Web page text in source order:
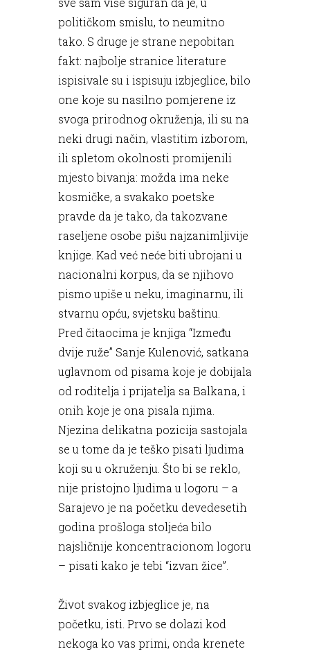
političkom smislu, to neumitno
tako. S druge je strane nepobitan
fakt: najbolje stranice literature
ispisivale su i ispisuju izbjeglice, bilo
one koje su nasilno pomjerene iz
svoga prirodnog okruženja, ili su na
neki drugi način, vlastitim izborom,
ili spletom okolnosti promijenili
mjesto bivanja: možda ima neke
kosmičke, a svakako poetske
pravde da je tako, da takozvane
raseljene osobe pišu najzanimljivije
knjige. Kad već neće biti ubrojani u
nacionalni korpus, da se njihovo
pismo upiše u neku, imaginarnu, ili
stvarnu opću, svjetsku baštinu.
Pred čitaocima je knjiga “Između
dvije ruže” Sanje Kulenović, satkana
uglavnom od pisama koje je dobijala
od roditelja i prijatelja sa Balkana, i
onih koje je ona pisala njima.
Njezina delikatna pozicija sastojala
se u tome da je teško pisati ljudima
koji su u okruženju. Što bi se reklo,
nije pristojno ljudima u logoru – a
Sarajevo je na početku devedesetih
godina prošloga stoljeća bilo
najsličnije koncentracionom logoru
– pisati kako je tebi “izvan žice”.
Život svakog izbjeglice je, na
početku, isti. Prvo se dolazi kod
nekoga ko vas primi, onda krenete